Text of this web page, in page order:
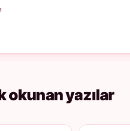
okunan yazılar